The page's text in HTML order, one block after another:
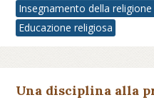
Insegnamento della
Educazione religiosa
Una disciplina alla